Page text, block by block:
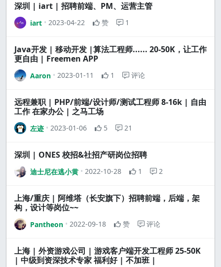
深圳 | iart | 招聘前端、PM、运营主管
iart 2023-04-22 赞 1
Java开发 | 移动开发 |算法工程师...... 20-50K，让工作
更自由 | Freemen APP
Aaron 2023-01-11 1 评论
远程兼职 | PHP/前端/设计师/测试工程师 8-16k | 自由
工作 在家办公 | 之马工场
左迹 2023-01-06 5 21
深圳 | ONES 校招&社招产研岗位招聘
迪士尼在逃小黄 2022-10-28 1 2
上海/重庆 | 阿维塔（长安旗下）招聘前端，后端，架
构，设计等岗位~~
Pantheon 2022-09-18 赞 评论
上海 | 外资游戏公司 | 游戏客户端开发工程师 25-50K
| 中级到资深技术专家 福利好 | 不加班 |